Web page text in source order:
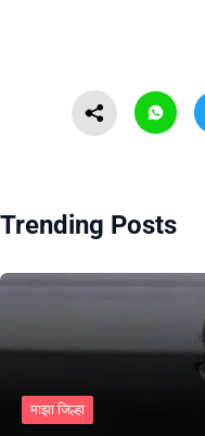
Trending Posts
माझा जिल्हा